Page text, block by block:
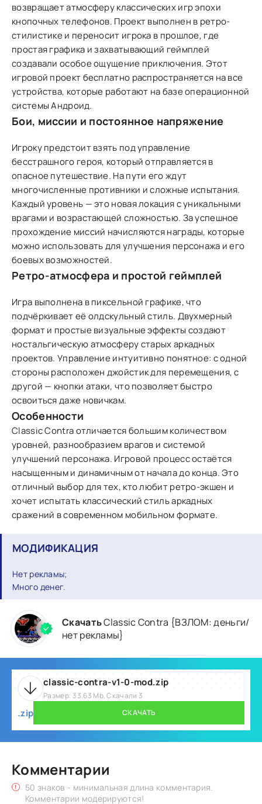
возвращает атмосферу классических игр эпохи
кнопочных телефонов. Проект выполнен в ретро-
стилистике и переносит игрока в прошлое, где
простая графика и захватывающий геймплей
создавали особое ощущение приключения. Этот
игровой проект бесплатно распространяется на все
устройства, которые работают на базе операционной
системы Андроид.
Бои, миссии и постоянное напряжение
Игроку предстоит взять под управление
бесстрашного героя, который отправляется в
опасное путешествие. На пути его ждут
многочисленные противники и сложные испытания.
Каждый уровень — это новая локация с уникальными
врагами и возрастающей сложностью. За успешное
прохождение миссий начисляются награды, которые
можно использовать для улучшения персонажа и его
боевых возможностей.
Ретро-атмосфера и простой геймплей
Игра выполнена в пиксельной графике, что
подчёркивает её олдскульный стиль. Двухмерный
формат и простые визуальные эффекты создают
ностальгическую атмосферу старых аркадных
проектов. Управление интуитивно понятное: с одной
стороны расположен джойстик для перемещения, с
другой — кнопки атаки, что позволяет быстро
освоиться даже новичкам.
Особенности
Classic Contra отличается большим количеством
уровней, разнообразием врагов и системой
улучшений персонажа. Игровой процесс остаётся
насыщенным и динамичным от начала до конца. Это
отличный выбор для тех, кто любит ретро-экшен и
хочет испытать классический стиль аркадных
сражений в современном мобильном формате.
МОДИФИКАЦИЯ
Нет рекламы;
Много денег.
СкачатьClassic Contra {ВЗЛОМ: деньги/
нет рекламы}
classic-contra-v1-0-mod.zip
Размер: 33.63 Mb, Скачали 3
.zip СКАЧАТЬ
Комментарии
50 знаков - минимальная длина комментария.
Комментарии модерируются!